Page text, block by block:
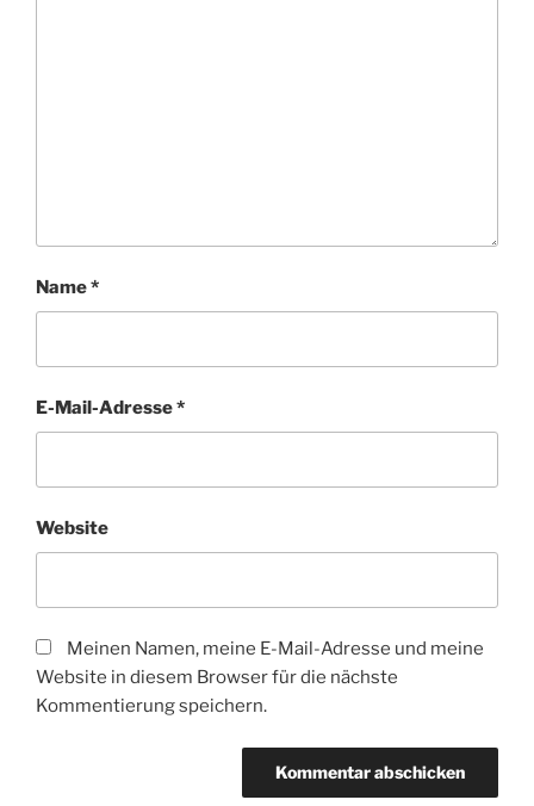
Name*
E-Mail-Adresse*
Website
Meinen Namen, meine E-Mail-Adresse und meine
Website in diesem Browser für die nächste
Kommentierung speichern.